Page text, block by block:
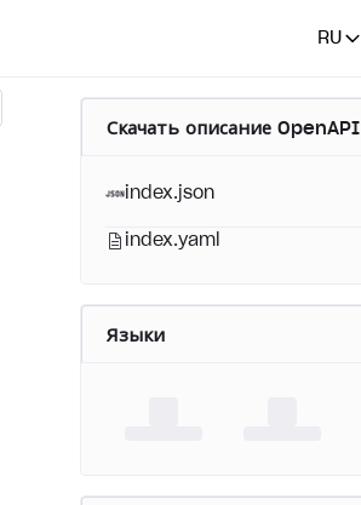
RU
Скачать описание OpenAPI
index.json
index.yaml
Языки